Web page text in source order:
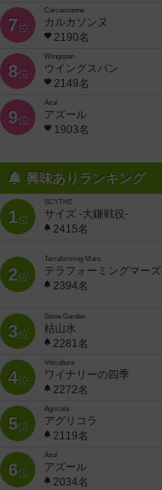
7位
Carcassonne
カルカソンヌ
2190名
8位
Wingspan
ウイングスパン
2149名
9位
Azul
アズール
1903名
興味ありランキング
1位
SCYTHE
サイズ -大鎌戦役-
2415名
2位
Terraforming Mars
テラフォーミングマーズ
2394名
3位
Stone Garden
枯山水
2281名
4位
Viticulture
ワイナリーの四季
2272名
5位
Agricola
アグリコラ
2119名
6位
Azul
アズール
2034名